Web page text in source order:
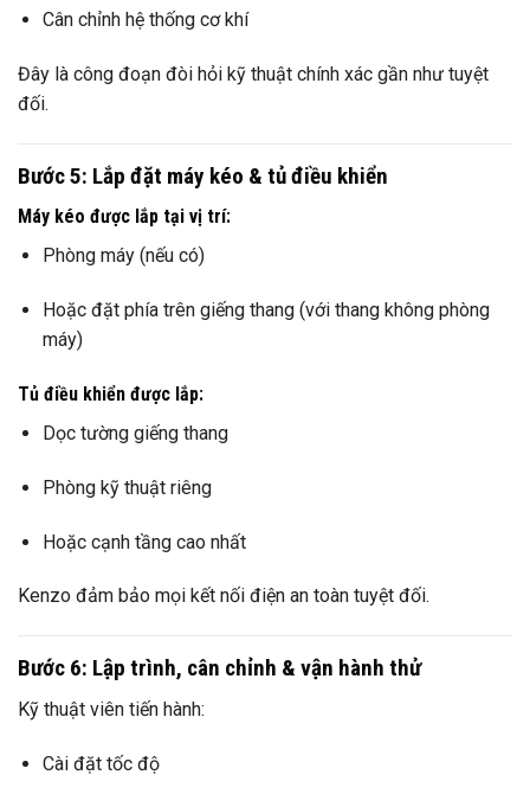
Cân chỉnh hệ thống cơ khí
Đây là công đoạn đòi hỏi kỹ thuật chính xác gần như tuyệt
đối.
Bước 5: Lắp đặt máy kéo & tủ điều khiển
Máy kéo được lắp tại vị trí:
Phòng máy (nếu có)
Hoặc đặt phía trên giếng thang (với thang không phòng
máy)
Tủ điều khiển được lắp:
Dọc tường giếng thang
Phòng kỹ thuật riêng
Hoặc cạnh tầng cao nhất
Kenzo đảm bảo mọi kết nối điện an toàn tuyệt đối.
Bước 6: Lập trình, cân chỉnh & vận hành thử
Kỹ thuật viên tiến hành:
Cài đặt tốc độ